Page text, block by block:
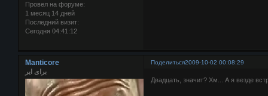
Провел на форуме:
1 месяц 14 дней
Последний визит:
Сегодня 04:41:12
Поделиться2009-10-02 00:08:29
Manticore
برای ایر
Двадцать, значит? Хм... А я везде